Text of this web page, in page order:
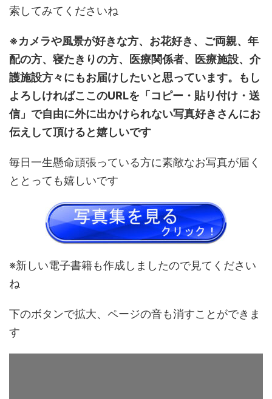
索してみてくださいね
※カメラや風景が好きな方、お花好き、ご両親、年
配の方、寝たきりの方、医療関係者、医療施設、介
護施設方々にもお届けしたいと思っています。もし
よろしければここのURLを「コピー・貼り付け・送
信」で自由に外に出かけられない写真好きさんにお
伝えして頂けると嬉しいです
毎日一生懸命頑張っている方に素敵なお写真が届く
ととっても嬉しいです
※新しい電子書籍も作成しましたので見てください
ね
下のボタンで拡大、ページの音も消すことができま
す